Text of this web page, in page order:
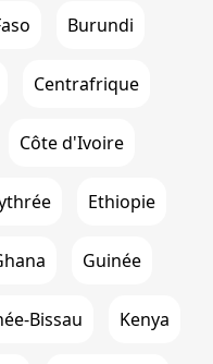
Burundi
Centrafrique
Côte d'Ivoire
Ethiopie
Guinée
Bissau Kenya